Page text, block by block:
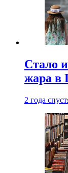
Стало
жара в
2 года